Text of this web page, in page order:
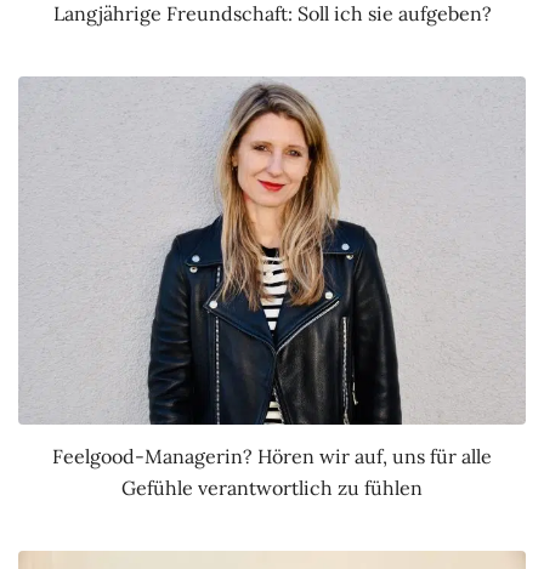
Langjährige Freundschaft: Soll ich sie aufgeben?
Feelgood-Managerin? Hören wir auf, uns für alle
Gefühle verantwortlich zu fühlen